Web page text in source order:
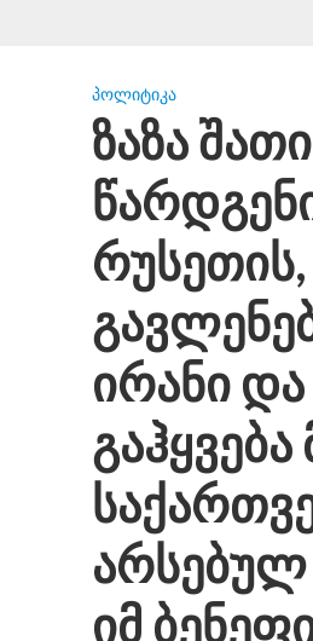
ᲞᲝᲚᲘᲢᲘᲙᲐ
ზაზა
რუსეთის,
ირანი
იმ